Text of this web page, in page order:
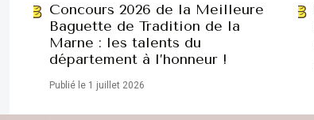
Concours 2026 de la Meilleure
Baguette de Tradition de la
Marne : les talents du
département à l’honneur !
Publié le 1 juillet 2026